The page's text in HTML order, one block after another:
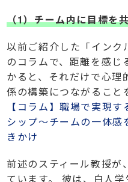
（1）チーム内に目標を
以前ご紹介した「インク
のコラムで、距離を感じ
かると、それだけで心理
係の構築につながること
【コラム】職場で実現
シップ～チームの一体感
きかけ
前述のスティール教授が
ています。 彼は、白人